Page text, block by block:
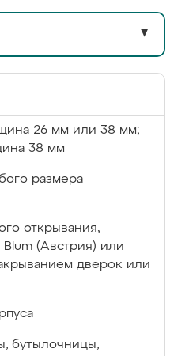
▼
26 мм или 38 мм;
38 мм
размера
открывания,
Blum (Австрия) или
дверок или
бутылочницы,